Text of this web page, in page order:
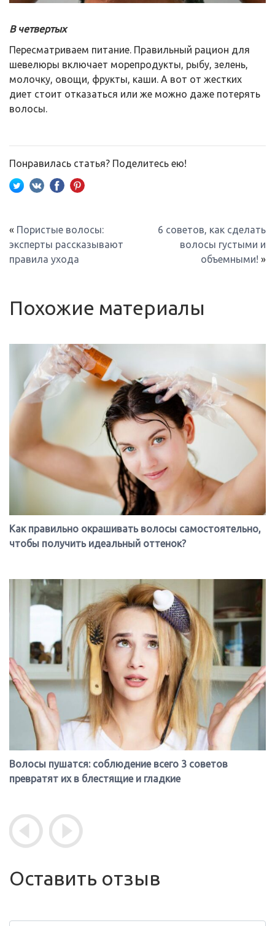
В четвертых
Пересматриваем питание. Правильный рацион для
шевелюры включает морепродукты, рыбу, зелень,
молочку, овощи, фрукты, каши. А вот от жестких
диет стоит отказаться или же можно даже потерять
волосы.
Понравилась статья? Поделитесь ею!
« Пористые волосы:
эксперты рассказывают
правила ухода
6 советов, как сделать
волосы густыми и
объемными! »
Похожие материалы
Как правильно окрашивать волосы самостоятельно,
чтобы получить идеальный оттенок?
Волосы пушатся: соблюдение всего 3 советов
превратят их в блестящие и гладкие
Оставить отзыв